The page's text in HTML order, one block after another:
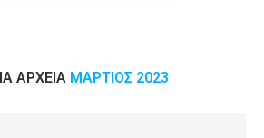
ΑΡΧΕΊΑ ΜΆΡΤΙΟΣ 2023